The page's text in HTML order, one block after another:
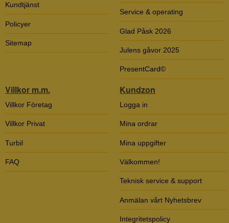
Kundtjänst
Policyer
Sitemap
Service & operating
Glad Påsk 2026
Julens gåvor 2025
PresentCard©
Villkor m.m.
Villkor Företag
Villkor Privat
Turbil
FAQ
Kundzon
Logga in
Mina ordrar
Mina uppgifter
Välkommen!
Teknisk service & support
Anmälan vårt Nyhetsbrev
Integritetspolicy